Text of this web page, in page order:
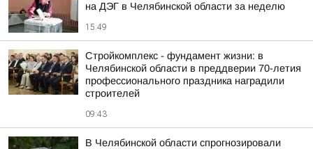
на ДЭГ в Челябинской области за неделю
15:49
Стройкомплекс - фундамент жизни: в
Челябинской области в преддверии 70-летия
профессионального праздника наградили
строителей
09:43
В Челябинской области спрогнозировали